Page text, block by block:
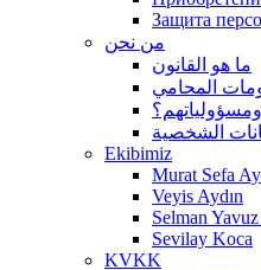
Защита
من نحن
ما هو القانون
المحامي
Ekibimiz
Murat Sefa
Veyis Aydın
Selman
Sevilay Koca
KVKK